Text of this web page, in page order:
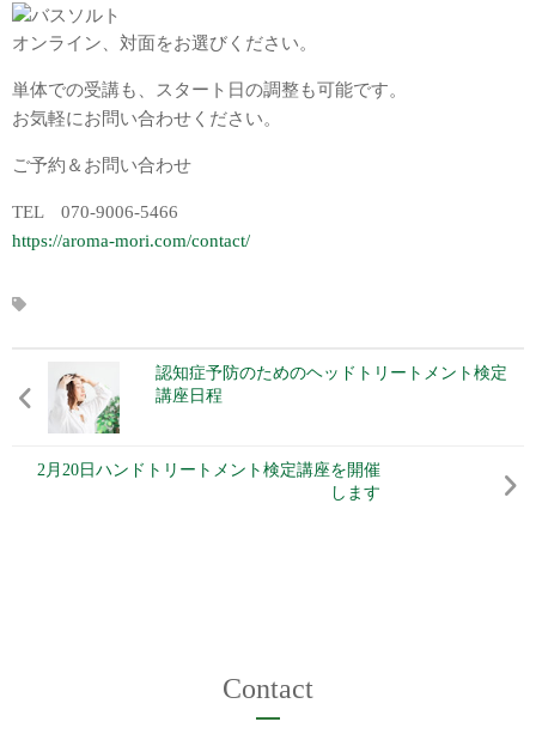
オンライン、対面をお選びください。
単体での受講も、スタート日の調整も可能です。
お気軽にお問い合わせください。
ご予約＆お問い合わせ
TEL 070-9006-5466
https://aroma-mori.com/contact/
認知症予防のためのヘッドトリートメント検定
講座日程
2月20日ハンドトリートメント検定講座を開催
します
Contact